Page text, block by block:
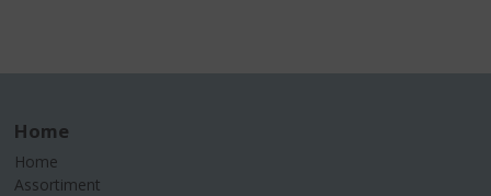
Home
Home
Assortiment